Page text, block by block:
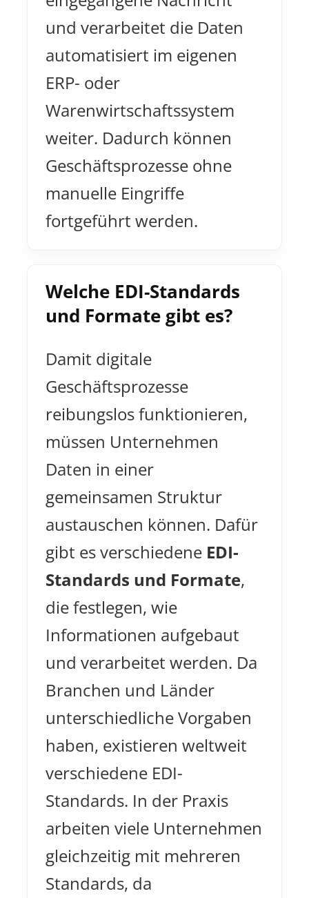
und verarbeitet die Daten
automatisiert im eigenen
ERP- oder
Warenwirtschaftssystem
weiter. Dadurch können
Geschäftsprozesse ohne
manuelle Eingriffe
fortgeführt werden.
Welche EDI-Standards
und Formate gibt es?
Damit digitale
Geschäftsprozesse
reibungslos funktionieren,
müssen Unternehmen
Daten in einer
gemeinsamen Struktur
austauschen können. Dafür
gibt es verschiedene EDI-
Standards und Formate,
die festlegen, wie
Informationen aufgebaut
und verarbeitet werden. Da
Branchen und Länder
unterschiedliche Vorgaben
haben, existieren weltweit
verschiedene EDI-
Standards. In der Praxis
arbeiten viele Unternehmen
gleichzeitig mit mehreren
Standards, da